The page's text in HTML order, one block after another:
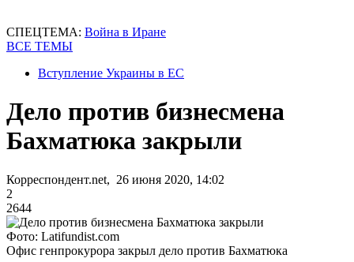
СПЕЦТЕМА: Война в Иране
ВСЕ ТЕМЫ
Вступление Украины в ЕС
Дело против бизнесмена
Бахматюка закрыли
Корреспондент.net, 26 июня 2020, 14:02
2
2644
Фото: Latifundist.com
Офис генпрокурора закрыл дело против Бахматюка